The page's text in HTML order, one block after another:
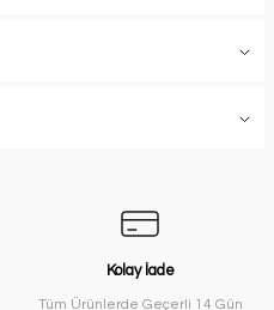
Kolay İade
Tüm Ürünlerde Geçerli 14 Gün